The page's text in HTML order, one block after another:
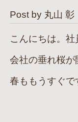
Post by 丸山 彰
こんにちは。社
会社の垂れ桜が
春ももうすぐで